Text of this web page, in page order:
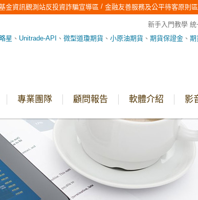
金資訊觀測站反投資詐騙宣導區 / 金融友善服務及公平待客原則區
新手入門教學 統
星 、 Unitrade-API 、 微型道瓊期貨 、 小原油期貨 、 期貨保證金 、 期
專業團隊 顧問報告 軟體介紹 影